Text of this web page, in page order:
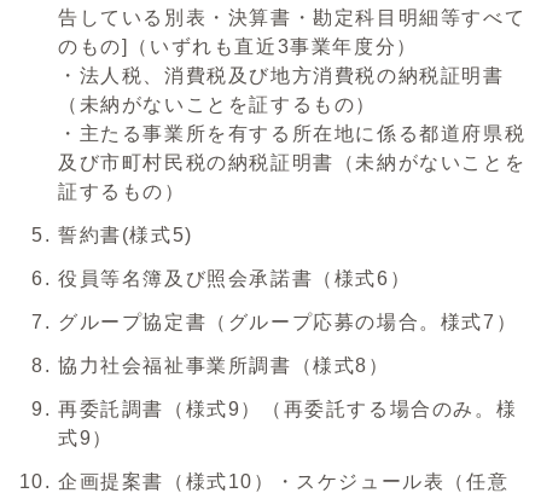
告している別表・決算書・勘定科目明細等すべて
のもの]（いずれも直近3事業年度分）
・法人税、消費税及び地方消費税の納税証明書
（未納がないことを証するもの）
・主たる事業所を有する所在地に係る都道府県税
及び市町村民税の納税証明書（未納がないことを
証するもの）
誓約書(様式5)
役員等名簿及び照会承諾書（様式6）
グループ協定書（グループ応募の場合。様式7）
協力社会福祉事業所調書（様式8）
再委託調書（様式9）（再委託する場合のみ。様
式9）
企画提案書（様式10）・スケジュール表（任意